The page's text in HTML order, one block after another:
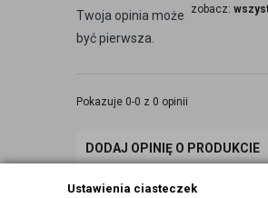
Ustawienia ciasteczek
zobacz:
Twoja opinia może
być pierwsza.
Pokazuje 0-0 z 0 opinii
DODAJ OPINIĘ O PRODUKCIE